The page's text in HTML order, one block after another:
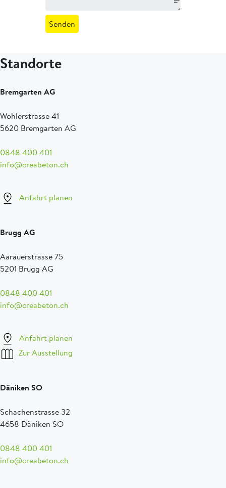
Senden
Standorte
Bremgarten AG
Wohlerstrasse 41
5620 Bremgarten AG
0848 400 401
info@creabeton.ch
Anfahrt planen
Brugg AG
Aarauerstrasse 75
5201 Brugg AG
0848 400 401
info@creabeton.ch
Anfahrt planen
Zur Ausstellung
Däniken SO
Schachenstrasse 32
4658 Däniken SO
0848 400 401
info@creabeton.ch